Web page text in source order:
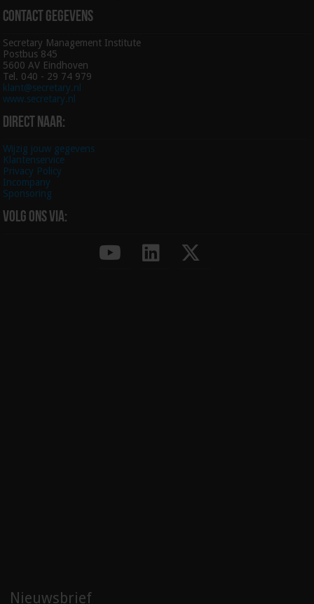
Contact gegevens
Secretary Management Institute
Postbus 845
5600 AV Eindhoven
Tel. 040 - 29 74 979
klant@secretary.nl
www.secretary.nl
Direct naar:
Wijzig jouw gegevens
Klantenservice
Privacy Policy
Incompany
Sponsoring
Volg ons via:
Nieuwsbrief